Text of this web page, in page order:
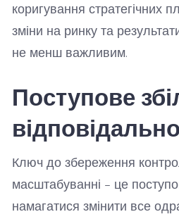
коригування стратегічних
зміни на ринку та
не менш важливим.
Поступове
Ключ до збереження
масштабуванні – це
намагатися змінити все